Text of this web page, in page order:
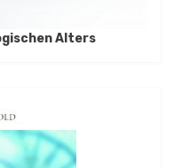
Alters